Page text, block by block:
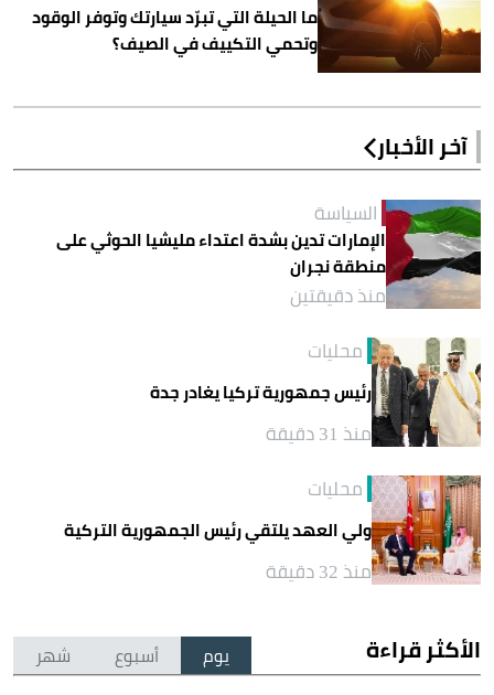
ما الحيلة التي تبرّد سيارتك وتوفر الوقود
وتحمي التكييف في الصيف؟
آخر الأخبار
السياسة
الإمارات تدين بشدة اعتداء مليشيا الحوثي على
منطقة نجران
منذ دقيقتين
محليات
رئيس جمهورية تركيا يغادر جدة
منذ 31 دقيقة
محليات
ولي العهد يلتقي رئيس الجمهورية التركية
منذ 32 دقيقة
الأكثر قراءة يوم أسبوع شهر